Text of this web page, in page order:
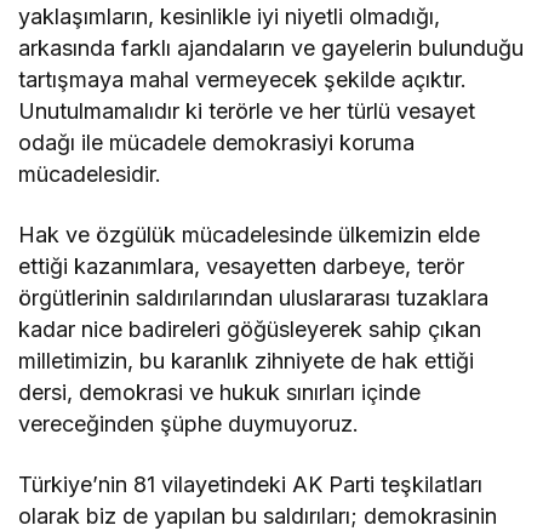
yaklaşımların, kesinlikle iyi niyetli olmadığı,
arkasında farklı ajandaların ve gayelerin bulunduğu
tartışmaya mahal vermeyecek şekilde açıktır.
Unutulmamalıdır ki terörle ve her türlü vesayet
odağı ile mücadele demokrasiyi koruma
mücadelesidir.
Hak ve özgülük mücadelesinde ülkemizin elde
ettiği kazanımlara, vesayetten darbeye, terör
örgütlerinin saldırılarından uluslararası tuzaklara
kadar nice badireleri göğüsleyerek sahip çıkan
milletimizin, bu karanlık zihniyete de hak ettiği
dersi, demokrasi ve hukuk sınırları içinde
vereceğinden şüphe duymuyoruz.
Türkiye’nin 81 vilayetindeki AK Parti teşkilatları
olarak biz de yapılan bu saldırıları; demokrasinin